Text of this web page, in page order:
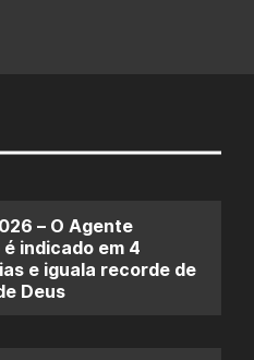
– O Agente
indicado em 4
e iguala recorde de
Deus